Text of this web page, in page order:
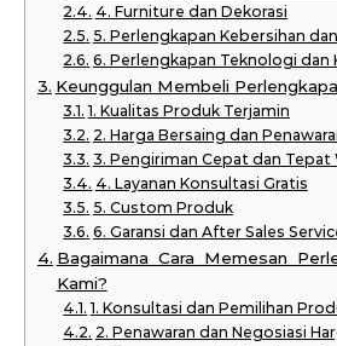
4. Furniture dan Dekorasi
5. Perlengkapan Kebersihan
6. Perlengkapan Teknologi dan
Keunggulan Membeli
1. Kualitas Produk Terjamin
2. Harga Bersaing dan
3. Pengiriman Cepat dan Tepat
4. Layanan Konsultasi Gratis
5. Custom Produk
6. Garansi dan After Sales
Bagaimana Cara Memesan
Kami?
1. Konsultasi dan Pemilihan
2. Penawaran dan Negosiasi